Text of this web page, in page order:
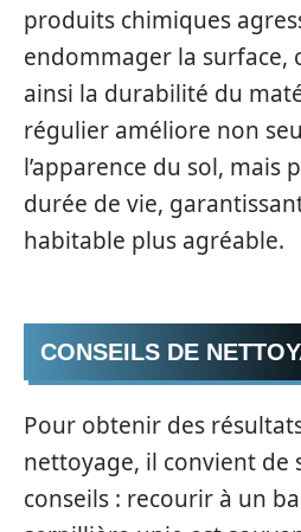
produits chimiques
endommager la
ainsi la durabilité du
régulier améliore non
l’apparence du sol, mais
durée de vie,
habitable plus agréable.
CONSEILS DE
Pour obtenir des
nettoyage, il convient de
conseils : recourir à un